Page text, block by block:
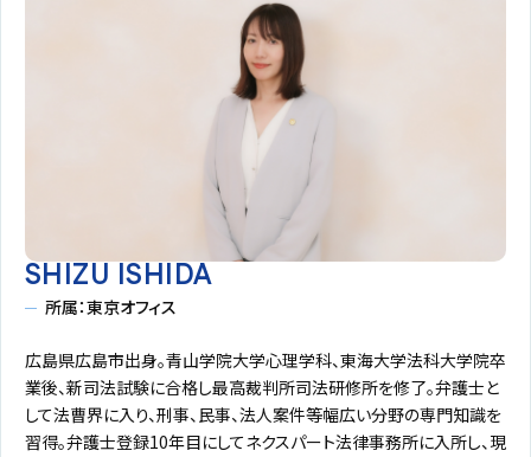
SHIZU ISHIDA
所属：東京オフィス
広島県広島市出身。青山学院大学心理学科、東海大学法科大学院卒
業後、新司法試験に合格し最高裁判所司法研修所を修了。弁護士と
して法曹界に入り、刑事、民事、法人案件等幅広い分野の専門知識を
習得。弁護士登録10年目にしてネクスパート法律事務所に入所し、現